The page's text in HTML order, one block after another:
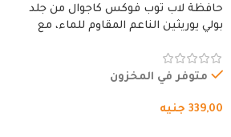
حافظة لاب توب فوكس كاجوال من جلد
بولي يوريثين الناعم المقاوم للماء، مع
متوفر في المخزون
339,00 جنيه